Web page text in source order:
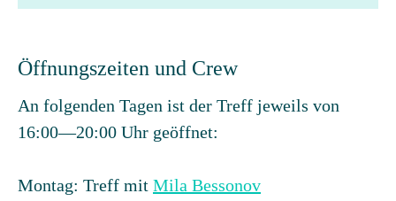
Öffnungszeiten und Crew
An folgenden Tagen ist der Treff jeweils von
16:00—20:00 Uhr geöffnet:
Montag: Treff mit Mila Bessonov